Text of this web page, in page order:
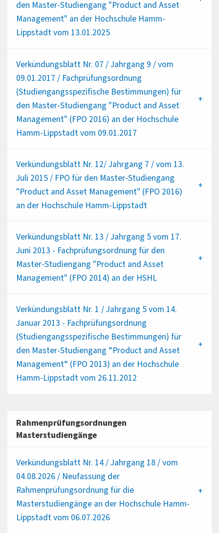
den Master-Studiengang "Product and Asset
Management" an der Hochschule Hamm-
Lippstadt vom 13.01.2025
Verkündungsblatt Nr. 07 / Jahrgang 9 / vom
09.01.2017 / Fachprüfungsordnung
(Studiengangsspezifische Bestimmungen) für
den Master-Studiengang "Product and Asset
Management" (FPO 2016) an der Hochschule
Hamm-Lippstadt vom 09.01.2017
Verkündungsblatt Nr. 12/ Jahrgang 7 / vom 13.
Juli 2015 / FPO für den Master-Studiengang
"Product and Asset Management" (FPO 2016)
an der Hochschule Hamm-Lippstadt
Verkündungsblatt Nr. 13 / Jahrgang 5 vom 17.
Juni 2013 - Fachprüfungsordnung für den
Master-Studiengang "Product and Asset
Management" (FPO 2014) an der HSHL
Verkündungsblatt Nr. 1 / Jahrgang 5 vom 14.
Januar 2013 - Fachprüfungsordnung
(Studiengangsspezifische Bestimmungen) für
den Master-Studiengang “Product and Asset
Management“ (FPO 2013) an der Hochschule
Hamm-Lippstadt vom 26.11.2012
Rahmenprüfungsordnungen
Masterstudiengänge
Verkündungsblatt Nr. 14 / Jahrgang 18 / vom
04.08.2026 / Neufassung der
Rahmenprüfungsordnung für die
Masterstudiengänge an der Hochschule Hamm-
Lippstadt vom 06.07.2026